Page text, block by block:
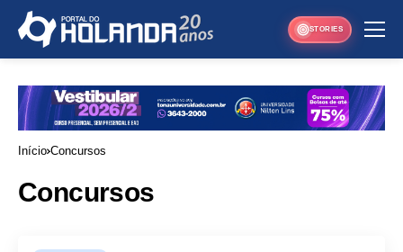
STORIES
Início Concursos
Concursos